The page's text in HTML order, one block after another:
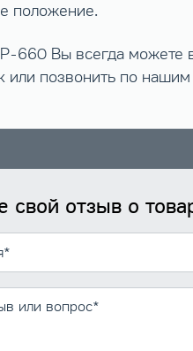
положение.
660 Вы всегда можете
или позвонить по
свой отзыв о